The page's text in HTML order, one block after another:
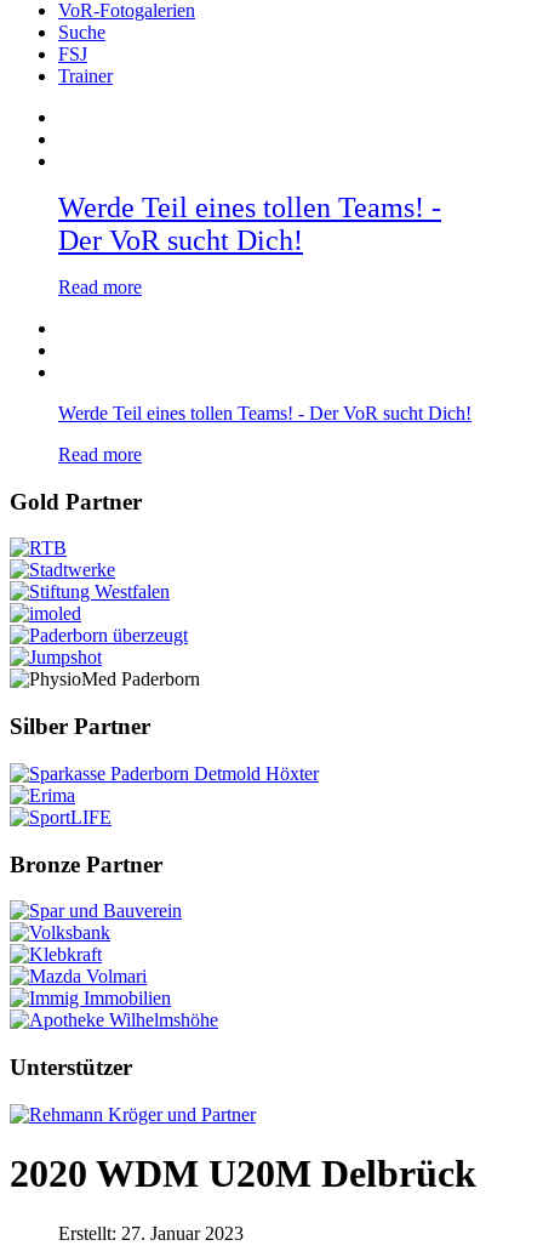
VoR-Fotogalerien
Suche
FSJ
Trainer
Werde Teil eines tollen Teams! -
Der VoR sucht Dich!
Read more
Werde Teil eines tollen Teams! - Der VoR sucht Dich!
Read more
Gold Partner
Silber Partner
Bronze Partner
Unterstützer
2020 WDM U20M Delbrück
Erstellt: 27. Januar 2023